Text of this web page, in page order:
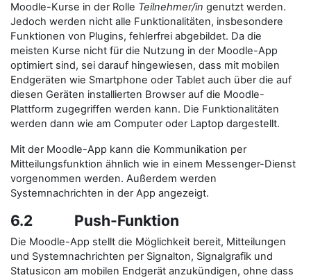
Moodle-Kurse in der Rolle Teilnehmer/in genutzt werden.
Jedoch werden nicht alle Funktionalitäten, insbesondere
Funktionen von Plugins, fehlerfrei abgebildet. Da die
meisten Kurse nicht für die Nutzung in der Moodle-App
optimiert sind, sei darauf hingewiesen, dass mit mobilen
Endgeräten wie Smartphone oder Tablet auch über die auf
diesen Geräten installierten Browser auf die Moodle-
Plattform zugegriffen werden kann. Die Funktionalitäten
werden dann wie am Computer oder Laptop dargestellt.
Mit der Moodle-App kann die Kommunikation per
Mitteilungsfunktion ähnlich wie in einem Messenger-Dienst
vorgenommen werden. Außerdem werden
Systemnachrichten in der App angezeigt.
6.2 Push-Funktion
Die Moodle-App stellt die Möglichkeit bereit, Mitteilungen
und Systemnachrichten per Signalton, Signalgrafik und
Statusicon am mobilen Endgerät anzukündigen, ohne dass